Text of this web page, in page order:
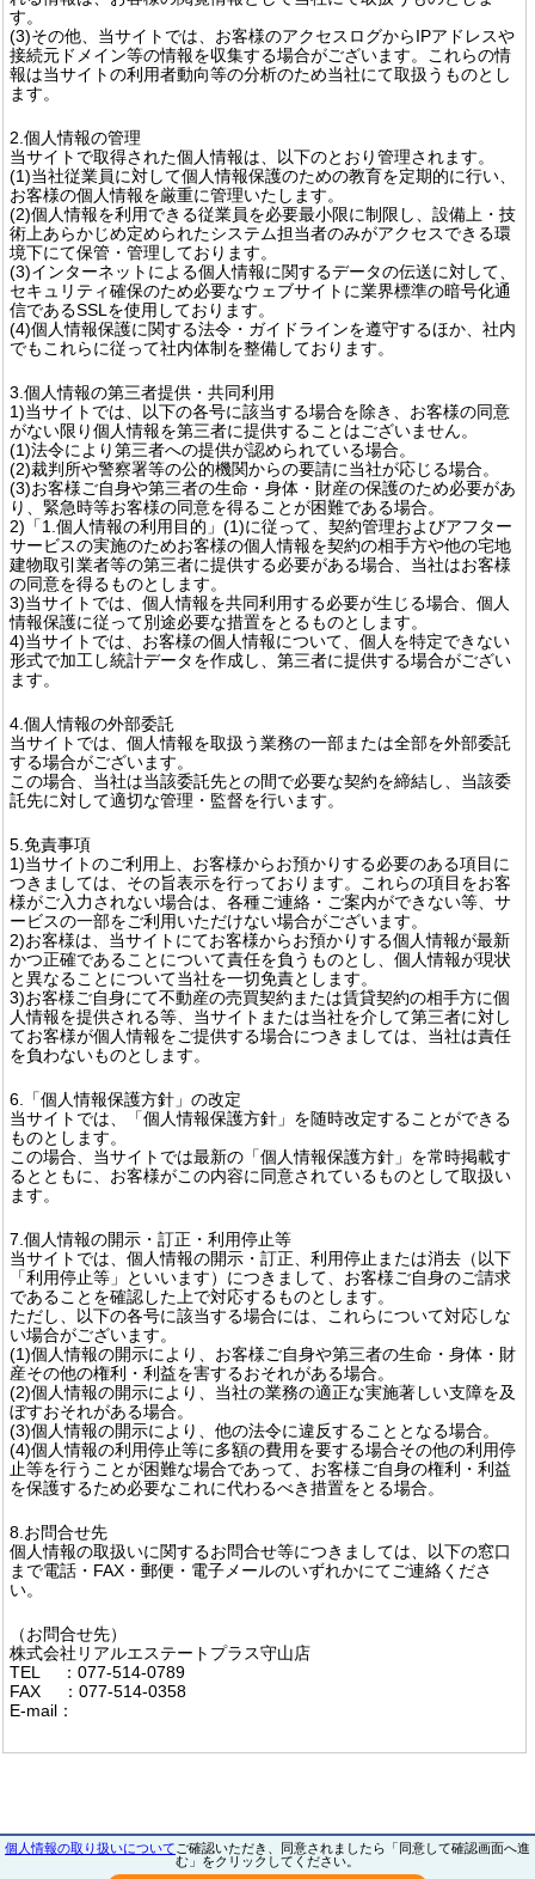
す。
(3)その他、当サイトでは、お客様のアクセスログからIPアドレスや
接続元ドメイン等の情報を収集する場合がございます。これらの情
報は当サイトの利用者動向等の分析のため当社にて取扱うものとし
ます。
2.個人情報の管理
当サイトで取得された個人情報は、以下のとおり管理されます。
(1)当社従業員に対して個人情報保護のための教育を定期的に行い、
お客様の個人情報を厳重に管理いたします。
(2)個人情報を利用できる従業員を必要最小限に制限し、設備上・技
術上あらかじめ定められたシステム担当者のみがアクセスできる環
境下にて保管・管理しております。
(3)インターネットによる個人情報に関するデータの伝送に対して、
セキュリティ確保のため必要なウェブサイトに業界標準の暗号化通
信であるSSLを使用しております。
(4)個人情報保護に関する法令・ガイドラインを遵守するほか、社内
でもこれらに従って社内体制を整備しております。
3.個人情報の第三者提供・共同利用
1)当サイトでは、以下の各号に該当する場合を除き、お客様の同意
がない限り個人情報を第三者に提供することはございません。
(1)法令により第三者への提供が認められている場合。
(2)裁判所や警察署等の公的機関からの要請に当社が応じる場合。
(3)お客様ご自身や第三者の生命・身体・財産の保護のため必要があ
り、緊急時等お客様の同意を得ることが困難である場合。
2)「1.個人情報の利用目的」(1)に従って、契約管理およびアフター
サービスの実施のためお客様の個人情報を契約の相手方や他の宅地
建物取引業者等の第三者に提供する必要がある場合、当社はお客様
の同意を得るものとします。
3)当サイトでは、個人情報を共同利用する必要が生じる場合、個人
情報保護に従って別途必要な措置をとるものとします。
4)当サイトでは、お客様の個人情報について、個人を特定できない
形式で加工し統計データを作成し、第三者に提供する場合がござい
ます。
4.個人情報の外部委託
当サイトでは、個人情報を取扱う業務の一部または全部を外部委託
する場合がございます。
この場合、当社は当該委託先との間で必要な契約を締結し、当該委
託先に対して適切な管理・監督を行います。
5.免責事項
1)当サイトのご利用上、お客様からお預かりする必要のある項目に
つきましては、その旨表示を行っております。これらの項目をお客
様がご入力されない場合は、各種ご連絡・ご案内ができない等、サ
ービスの一部をご利用いただけない場合がございます。
2)お客様は、当サイトにてお客様からお預かりする個人情報が最新
かつ正確であることについて責任を負うものとし、個人情報が現状
と異なることについて当社を一切免責とします。
3)お客様ご自身にて不動産の売買契約または賃貸契約の相手方に個
人情報を提供される等、当サイトまたは当社を介して第三者に対し
てお客様が個人情報をご提供する場合につきましては、当社は責任
を負わないものとします。
6.「個人情報保護方針」の改定
当サイトでは、「個人情報保護方針」を随時改定することができる
ものとします。
この場合、当サイトでは最新の「個人情報保護方針」を常時掲載す
るとともに、お客様がこの内容に同意されているものとして取扱い
ます。
7.個人情報の開示・訂正・利用停止等
当サイトでは、個人情報の開示・訂正、利用停止または消去（以下
「利用停止等」といいます）につきまして、お客様ご自身のご請求
であることを確認した上で対応するものとします。
ただし、以下の各号に該当する場合には、これらについて対応しな
い場合がございます。
(1)個人情報の開示により、お客様ご自身や第三者の生命・身体・財
産その他の権利・利益を害するおそれがある場合。
(2)個人情報の開示により、当社の業務の適正な実施著しい支障を及
ぼすおそれがある場合。
(3)個人情報の開示により、他の法令に違反することとなる場合。
(4)個人情報の利用停止等に多額の費用を要する場合その他の利用停
止等を行うことが困難な場合であって、お客様ご自身の権利・利益
を保護するため必要なこれに代わるべき措置をとる場合。
8.お問合せ先
個人情報の取扱いに関するお問合せ等につきましては、以下の窓口
まで電話・FAX・郵便・電子メールのいずれかにてご連絡くださ
い。
（お問合せ先）
株式会社リアルエステートプラス守山店
TEL ：077-514-0789
FAX ：077-514-0358
E-mail：
個人情報の取り扱いについて ご確認いただき、同意されましたら「同意して確認画面へ進
む」をクリックしてください。